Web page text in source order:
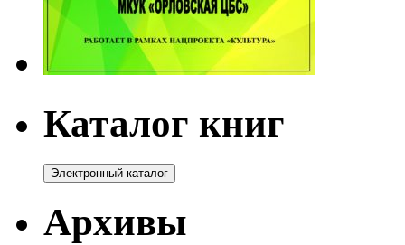
Каталог книг
Архивы